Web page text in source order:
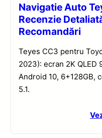
Navigatie Auto
Recenzie
Recomandări
Teyes CC3 pentru
2023): ecran 2K QLED
Android 10, 6+128GB,
5.1.